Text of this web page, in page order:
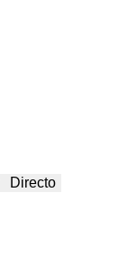
Directo